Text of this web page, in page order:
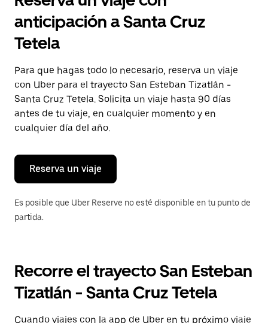
y
selecciona
una
Presiona
la
tecla Esc
para
cerrar
el
calendario.
anticipación a Santa Cruz
Tetela
Para que hagas todo lo necesario, reserva un viaje
con Uber para el trayecto San Esteban Tizatlán -
Santa Cruz Tetela. Solicita un viaje hasta 90 días
antes de tu viaje, en cualquier momento y en
cualquier día del año.
Reserva un viaje
Es posible que Uber Reserve no esté disponible en tu punto de
partida.
Recorre el trayecto San Esteban
Tizatlán - Santa Cruz Tetela
Cuando viajes con la app de Uber en tu próximo viaje